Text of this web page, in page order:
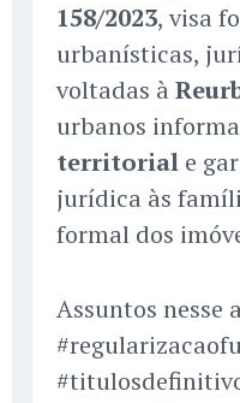
158/2023, visa
urbanísticas,
voltadas à
urbanos
territorial e
jurídica às
formal dos
Assuntos nesse